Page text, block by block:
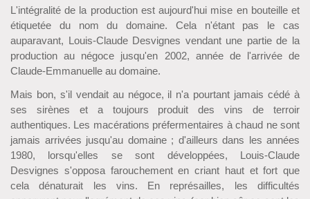
L'intégralité de la production est aujourd'hui mise en bouteille et
étiquetée du nom du domaine. Cela n'étant pas le cas
auparavant, Louis-Claude Desvignes vendant une partie de la
production au négoce jusqu'en 2002, année de l'arrivée de
Claude-Emmanuelle au domaine.
Mais bon, s'il vendait au négoce, il n'a pourtant jamais cédé à
ses sirènes et a toujours produit des vins de terroir
authentiques. Les macérations préfermentaires à chaud ne sont
jamais arrivées jusqu'au domaine ; d'ailleurs dans les années
1980, lorsqu'elles se sont développées, Louis-Claude
Desvignes s'opposa farouchement en criant haut et fort que
cela dénaturait les vins. En représailles, les difficultés